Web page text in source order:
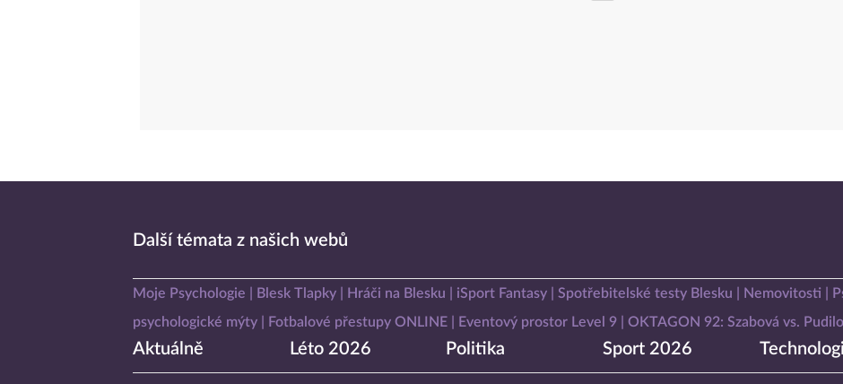
Další témata z našich webů
Moje Psychologie Blesk Tlapky Hráči na Blesku iSport Fantasy Spotřebitelské testy Blesku Nemovitosti
psychologické mýty
Fotbalové přestupy ONLINE Eventový prostor Level 9 OKTAGON 92: Szabová vs.
Aktuálně Léto 2026 Politika Sport 2026